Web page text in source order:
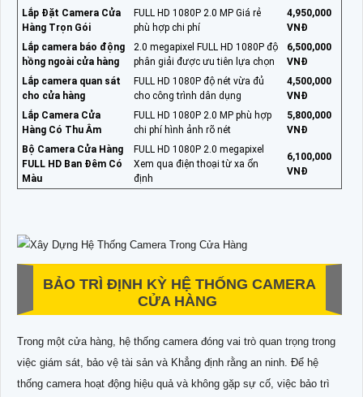
Lắp Đặt Camera Cửa
Hàng Trọn Gói
FULL HD 1080P 2.0 MP Giá rẻ
phù hợp chi phí
4,950,000
VNĐ
Lắp camera báo động
hồng ngoài cửa hàng
2.0 megapixel FULL HD 1080P độ
phân giải được ưu tiên lựa chọn
6,500,000
VNĐ
Lắp camera quan sát
cho cửa hàng
FULL HD 1080P độ nét vừa đủ
cho công trình dân dụng
4,500,000
VNĐ
Lắp Camera Cửa
Hàng Có Thu Âm
FULL HD 1080P 2.0 MP phù hợp
chi phí hình ảnh rõ nét
5,800,000
VNĐ
Bộ Camera Cửa Hàng
FULL HD Ban Đêm Có
Màu
FULL HD 1080P 2.0 megapixel
Xem qua điện thoại từ xa ổn
định
6,100,000
VNĐ
BẢO TRÌ ĐỊNH KỲ HỆ THỐNG CAMERA
CỬA HÀNG
Trong một cửa hàng, hệ thống camera đóng vai trò quan trọng trong
việc giám sát, bảo vệ tài sản và Khẳng định rằng an ninh. Để hệ
thống camera hoạt động hiệu quả và không gặp sự cố, việc bảo trì